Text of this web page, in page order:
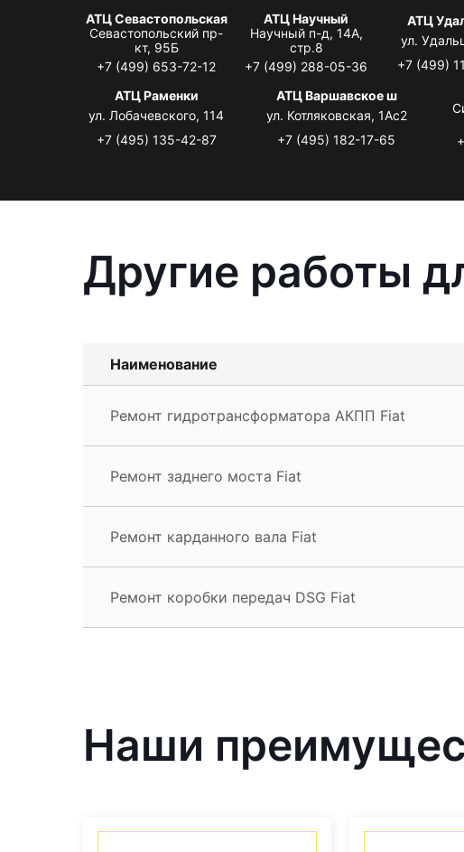
АТЦ Севастопольская
Севастопольский пр-
кт, 95Б
+7 (499) 653-72-12
АТЦ Научный
Научный п-д, 14А,
стр.8
+7 (499) 288-05-36
АТЦ
ул.
+7 (499)
АТЦ Раменки
ул. Лобачевского, 114
+7 (495) 135-42-87
АТЦ Варшавское ш
ул. Котляковская, 1Ас2
+7 (495) 182-17-65
Другие работы
Наименование
Ремонт гидротрансформатора АКПП Fiat
Ремонт заднего моста Fiat
Ремонт карданного вала Fiat
Ремонт коробки передач DSG Fiat
Наши